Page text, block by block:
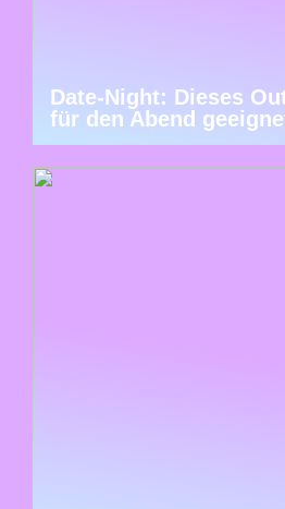
Date-Night: Dieses
für den Abend